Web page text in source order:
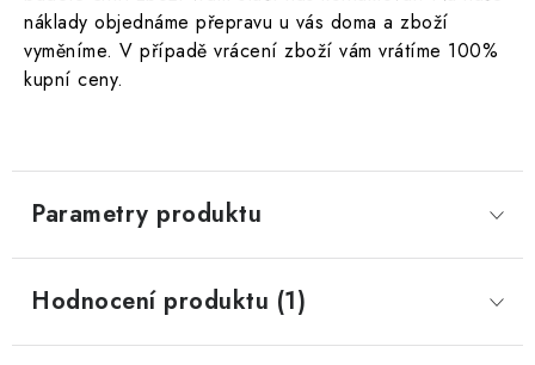
náklady objednáme přepravu u vás doma a zboží
vyměníme. V případě vrácení zboží vám vrátíme 100%
kupní ceny.
Parametry produktu
Hodnocení produktu (1)